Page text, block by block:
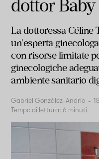
dottor Baby
La dottoressa Céline
un'esperta
con risorse limitate
ginecologiche
ambiente sanitario
Gabriel González-Andrío -
Tempo di lettura: 6 minuti